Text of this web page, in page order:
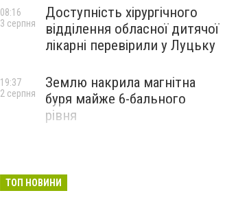
Доступність хірургічного
відділення обласної дитячої
лікарні перевірили у Луцьку
08:16
3 серпня
Землю накрила магнітна
буря майже 6-бального
рівня
19:37
2 серпня
ТОП НОВИНИ